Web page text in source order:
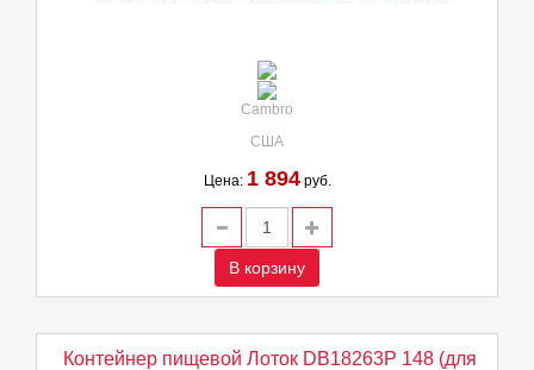
Cambro
США
Цена: 1 894руб.
В корзину
Контейнер пищевой Лоток DB18263P 148 (для